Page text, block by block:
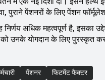
पुराने पेंशनरों के लिए पेंशन
अधिक महत्वपूर्ण है, इसका
को उनके योगदान के लिए पुरस्कृत
पेंशनर फिटमेंट फैक्टर